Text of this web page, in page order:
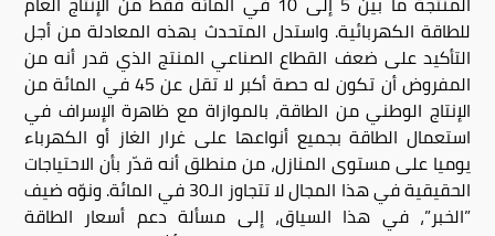
للطاقة الكهربائية. واستدل المتحدث بهذه المعادلة من أجل
التأكيد على ضعف القطاع الصناعي المنتج الذي قدر أنه من
المفروض أن تكون له حصة أكبر لا تقل عن 45 في المائة من
الإنتاج الوطني من الطاقة، بالموازاة مع ظاهرة الإسراف في
استعمال الطاقة بجميع أنواعها على غرار الغاز أو الكهرباء
يوميا على مستوى المنازل، من منطلق أنه قدّر بأن الاحتياجات
الحقيقية في هذا المجال لا تتجاوز الـ30 في المائة. ونوّه ضيف
”الخبر”، في هذا السياق، إلى مسألة دعم أسعار الطاقة